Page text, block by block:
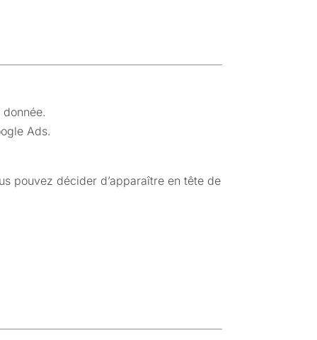
Ads.
pouvez décider d’apparaître en tête de